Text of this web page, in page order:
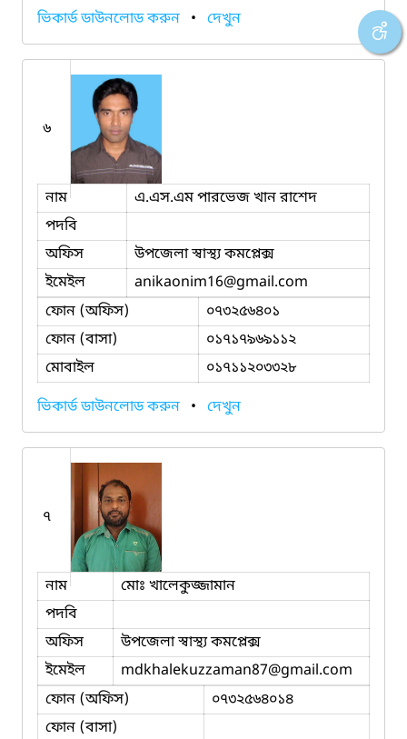
ভিকার্ড ডাউনলোড করুন • দেখুন
৬
নাম
এ.এস.এম পারভেজ খান রাশেদ
পদবি
অফিস
উপজেলা স্বাস্থ্য কমপ্লেক্স
ইমেইল
anikaonim16@gmail.com
ফোন (অফিস)
০৭৩২৫৬৪০১
ফোন (বাসা)
০১৭১৭৯৬৯১১২
মোবাইল
০১৭১১২০৩৩২৮
ভিকার্ড ডাউনলোড করুন • দেখুন
৭
নাম
মোঃ খালেকুজ্জামান
পদবি
অফিস
উপজেলা স্বাস্থ্য কমপ্লেক্স
ইমেইল
mdkhalekuzzaman87@gmail.com
ফোন (অফিস)
০৭৩২৫৬৪০১৪
ফোন (বাসা)